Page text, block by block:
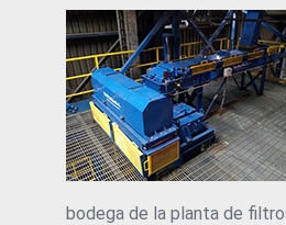
bodega de la planta de